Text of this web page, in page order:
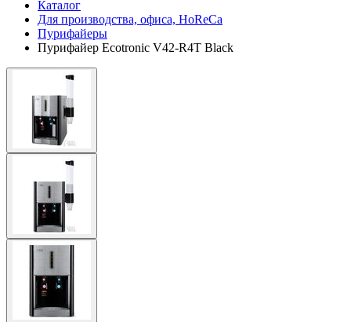
Каталог
Для производства, офиса, HoReCa
Пурифайеры
Пурифайер Ecotronic V42-R4T Black